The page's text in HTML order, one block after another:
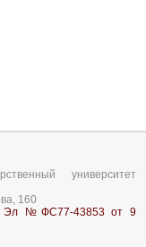
университет
160
Эл №ФС77-43853 от 9